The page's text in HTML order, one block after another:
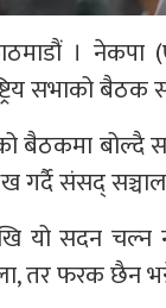
। नेकपा
सभाको
बैठकमा
संसद्
यो सदन चल्न
तर फरक छैन